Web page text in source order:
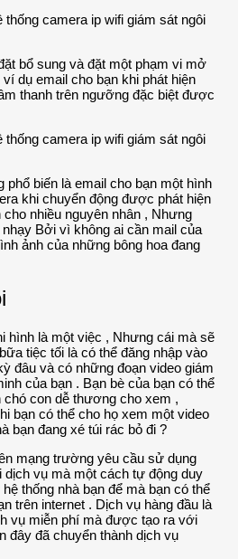
bổ sung và đặt một phạm vi mở
dụ email cho bạn khi phát hiện
thanh trên ngưỡng đặc biệt được
phổ biến là email cho bạn một hình
khi chuyển động được phát hiện
nhiều nguyên nhân , Nhưng
Bởi vì không ai cần mail của
ảnh của những bông hoa đang
hình là một việc , Nhưng cái mà sẽ
tiệc tối là có thể đăng nhập vào
đâu và có những đoạn video giám
của bạn . Bạn bè của bạn có thể
chó con dễ thương cho xem ,
bạn có thể cho họ xem một video
bạn đang xé túi rác bỏ đi ?
mạng trường yêu cầu sử dụng
dịch vụ mà một cách tự động duy
thống nhà bạn để mà bạn có thể
trên internet . Dịch vụ hàng đầu là
vụ miễn phí mà được tạo ra với
đây đã chuyển thành dịch vụ